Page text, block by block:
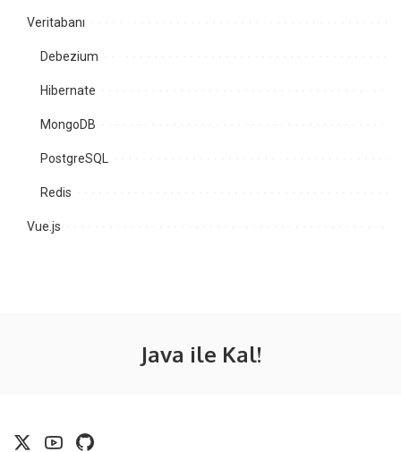
Veritabanı
Debezium
Hibernate
MongoDB
PostgreSQL
Redis
Vue.js
Java ile Kal!